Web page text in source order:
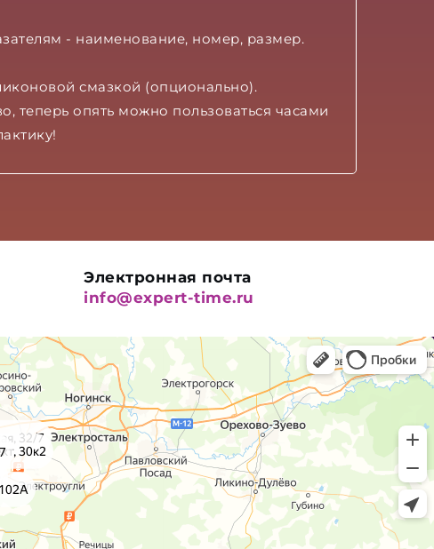
- наименование, номер, размер.
смазкой (опционально).
теперь опять можно пользоваться часами
Электронная почта
info@expert-time.ru